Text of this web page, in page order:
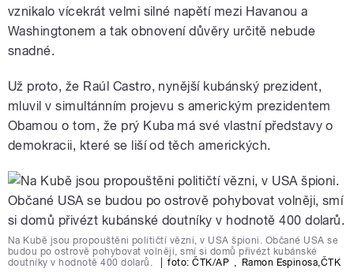
vznikalo vícekrát velmi silné napětí mezi Havanou a
Washingtonem a tak obnovení důvěry určitě nebude
snadné.
Už proto, že Raúl Castro, nynější kubánský prezident,
mluvil v simultánním projevu s americkým prezidentem
Obamou o tom, že prý Kuba má své vlastní představy o
demokracii, které se liší od těch amerických.
Na Kubě jsou propouštěni političtí vězni, v USA špioni. Občané USA se
budou po ostrově pohybovat volněji, smí si domů přivézt kubánské
doutníky v hodnotě 400 dolarů.
foto: ČTK/AP Ramon Espinosa ČTK